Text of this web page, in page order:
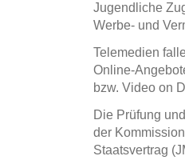
Jugendliche
Werbe- und
Telemedien
Online-
bzw. Video on
Die Prüfung
der
Staatsvertrag